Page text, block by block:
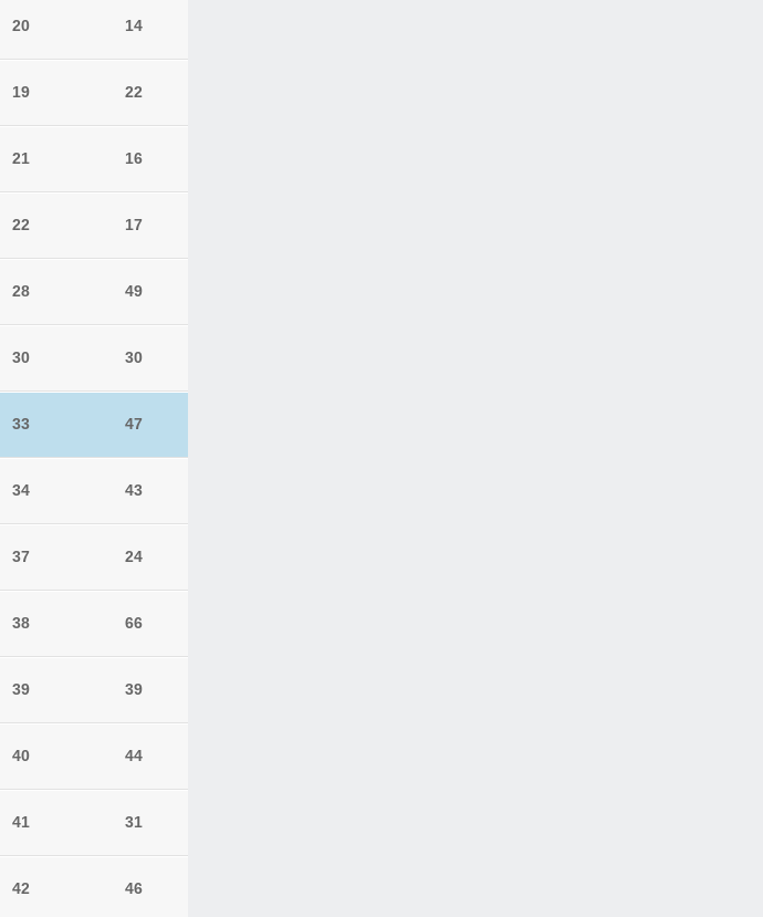
20 14
19 22
21 16
22 17
28 49
30 30
33 47
34 43
37 24
38 66
39 39
40 44
41 31
42 46